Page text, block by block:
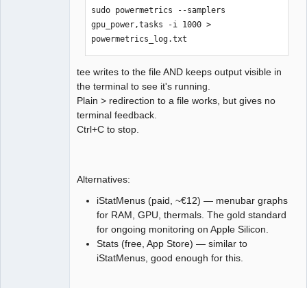
sudo powermetrics --samplers
gpu_power,tasks -i 1000 >
powermetrics_log.txt
tee writes to the file AND keeps output visible in
the terminal to see it's running.
Plain > redirection to a file works, but gives no
terminal feedback.
Ctrl+C to stop.
Alternatives:
iStatMenus (paid, ~€12) — menubar graphs
for RAM, GPU, thermals. The gold standard
for ongoing monitoring on Apple Silicon.
Stats (free, App Store) — similar to
iStatMenus, good enough for this.